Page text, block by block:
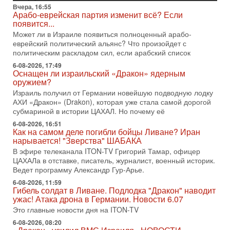
Президент США Дональд Трамп сегодня заявил об отмене
подготовленного удара по Ирану после обращений
Тегерана и других стран региона. По его словам,
1-08-2026, 17:50
«Русский голос» Израиля: кто заберет его на этот
раз?
Голоса русскоязычных репатриантов не раз кардинально
меняли политический ландшафт Израиля. Достаточно
вспомнить взлет партии «Исраэль ба-алия», когда
31-07-2026, 17:00
Тайны закрытых дверей: о чём на самом деле
молчат Трамп и Нетаньяху?
Недавний визит премьер-министра Израиля Биньямина
Нетаньяху в США и его встреча с Дональдом Трампом
оставили больше вопросов, чем ответов. Полная
31-07-2026, 15:18
Иран готовит покушение на Нетаниягу! Трамп не
хочет эскалации, но КСИР готовит взрыв!
В эфире телеканала ITON-TV СЕРГЕЙ МИГДАЛЬ, эксперт
по вопросам безопасности, офицер запаса
Международного управления полиции Израиля, автор
Битва за разоружение ХАМАСа - НОВОСТИ
Вчера, 16:55
Арабо-еврейская партия изменит всё? Если
появится...
Может ли в Израиле появиться полноценный арабо-
еврейский политический альянс? Что произойдет с
политическим раскладом сил, если арабский список
6-08-2026, 17:49
Оснащен ли израильский «Дракон» ядерным
оружием?
Израиль получил от Германии новейшую подводную лодку
АХИ «Дракон» (Drakon), которая уже стала самой дорогой
субмариной в истории ЦАХАЛ. Но почему её
6-08-2026, 16:51
Как на самом деле погибли бойцы Ливане? Иран
нарывается! "Зверства" ШАБАКА
В эфире телеканала ITON-TV Григорий Тамар, офицер
ЦАХАЛа в отставке, писатель, журналист, военный историк.
Ведет программу Александр Гур-Арье.
6-08-2026, 11:59
Гибель солдат в Ливане. Подлодка "Дракон" наводит
ужас! Атака дрона в Германии. Новости 6.07
Это главные новости дня на ITON-TV
6-08-2026, 08:20